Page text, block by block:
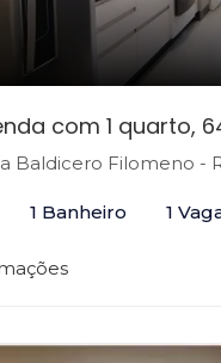
com 1 quarto,
Filomeno - Ribeirão da
1 Banheiro 1